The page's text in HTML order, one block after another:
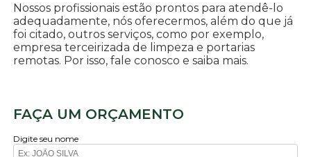
Nossos profissionais estão prontos para atendê-lo
adequadamente, nós oferecermos, além do que já
foi citado, outros serviços, como por exemplo,
empresa terceirizada de limpeza e portarias
remotas. Por isso, fale conosco e saiba mais.
FAÇA UM ORÇAMENTO
Digite seu nome